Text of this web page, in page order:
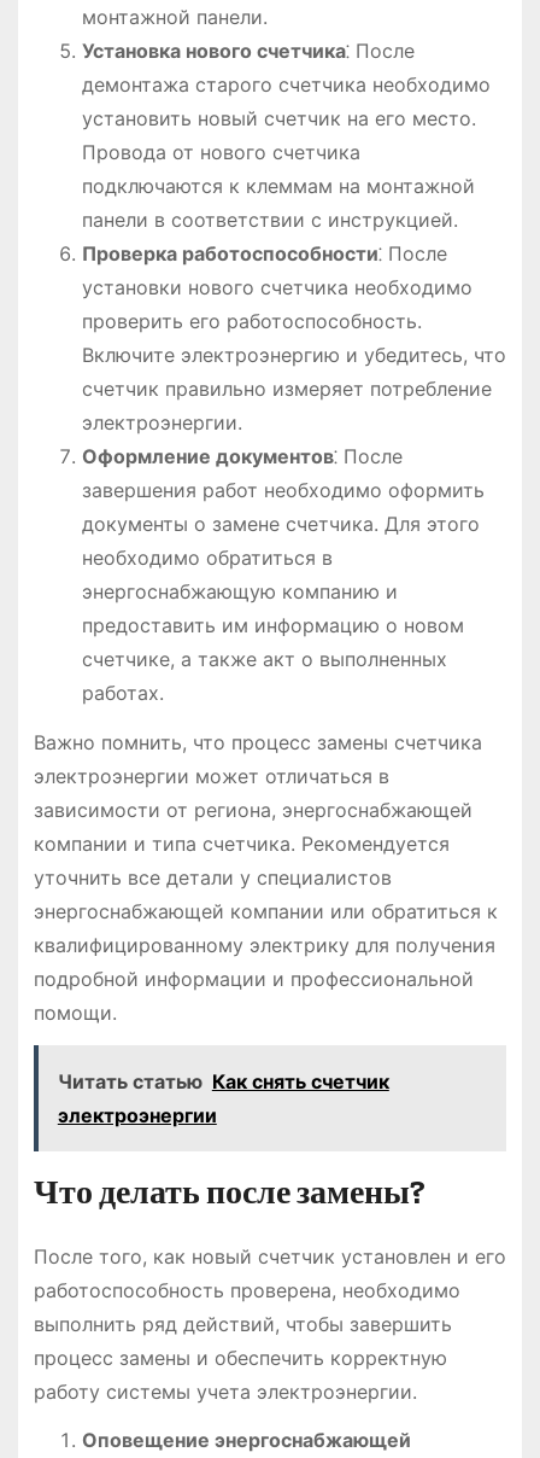
монтажной панели.
Установка нового счетчика⁚ После
демонтажа старого счетчика необходимо
установить новый счетчик на его место.
Провода от нового счетчика
подключаются к клеммам на монтажной
панели в соответствии с инструкцией.
Проверка работоспособности⁚ После
установки нового счетчика необходимо
проверить его работоспособность.
Включите электроэнергию и убедитесь, что
счетчик правильно измеряет потребление
электроэнергии.
Оформление документов⁚ После
завершения работ необходимо оформить
документы о замене счетчика. Для этого
необходимо обратиться в
энергоснабжающую компанию и
предоставить им информацию о новом
счетчике, а также акт о выполненных
работах.
Важно помнить, что процесс замены счетчика
электроэнергии может отличаться в
зависимости от региона, энергоснабжающей
компании и типа счетчика. Рекомендуется
уточнить все детали у специалистов
энергоснабжающей компании или обратиться к
квалифицированному электрику для получения
подробной информации и профессиональной
помощи.
Читать статью Как снять счетчик
электроэнергии
Что делать после замены?
После того, как новый счетчик установлен и его
работоспособность проверена, необходимо
выполнить ряд действий, чтобы завершить
процесс замены и обеспечить корректную
работу системы учета электроэнергии.
Оповещение энергоснабжающей